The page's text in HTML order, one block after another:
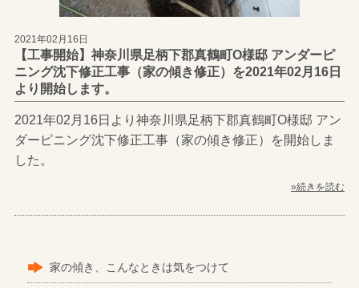
2021年02月16日
【工事開始】神奈川県足柄下郡真鶴町O様邸 アンダーピ
ニング沈下修正工事（家の傾き修正）を2021年02月16日
より開始します。
2021年02月16日より神奈川県足柄下郡真鶴町O様邸 アン
ダーピニング沈下修正工事（家の傾き修正）を開始しま
した。
»続きを読む
家の傾き、こんなときは気をつけて